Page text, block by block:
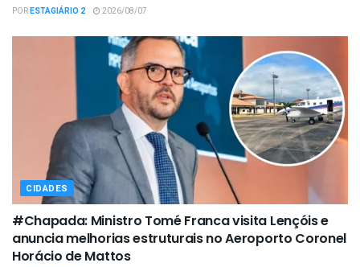
PORESTAGIÁRIO 2 2026/08/07
CIDADES
#Chapada: Ministro Tomé Franca visita Lençóis e
anuncia melhorias estruturais no Aeroporto Coronel
Horácio de Mattos